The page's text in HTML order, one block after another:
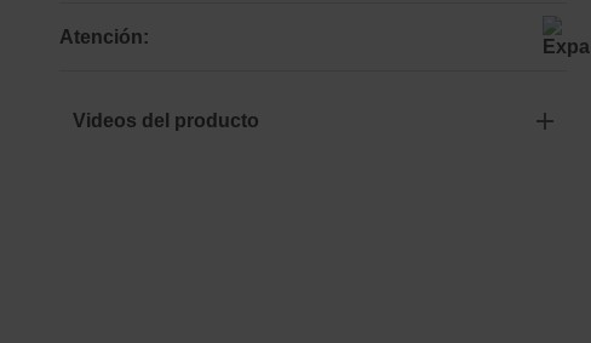
Atención:
Videos del producto